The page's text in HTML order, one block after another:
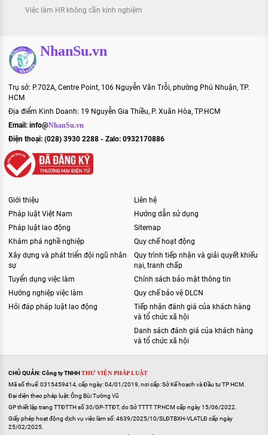
Việc làm HR không cần kinh nghiệm
NhanSu.vn
Trụ sở: P.702A, Centre Point, 106 Nguyễn Văn Trỗi, phường Phú Nhuận, TP.
HCM
Địa điểm Kinh Doanh: 19 Nguyễn Gia Thiều, P. Xuân Hòa, TP.HCM
Email: info@NhanSu.vn
Điện thoại: (028) 3930 2288 - Zalo: 0932170886
Giới thiệu
Pháp luật Việt Nam
Pháp luật lao động
Khám phá nghề nghiệp
Xây dựng và phát triển đội ngũ nhân
sự
Tuyển dụng việc làm
Hướng nghiệp việc làm
Hỏi đáp pháp luật lao động
Liên hệ
Hướng dẫn sử dụng
Sitemap
Quy chế hoạt động
Quy trình tiếp nhận và giải quyết khiếu
nại, tranh chấp
Chính sách bảo mật thông tin
Quy chế bảo vệ DLCN
Tiếp nhận đánh giá của khách hàng
và tổ chức xã hội
Danh sách đánh giá của khách hàng
và tổ chức xã hội
CHỦ QUẢN: Công ty TNHHTHƯ VIỆN PHÁP LUẬT
Mã số thuế: 0315459414, cấp ngày: 04/01/2019, nơi cấp: Sở Kế hoạch và Đầu tư TP HCM.
Đại diện theo pháp luật: Ông Bùi Tường Vũ
GP thiết lập trang TTĐTTH số 30/GP-TTĐT, do Sở TTTT TP.HCM cấp ngày 15/06/2022.
Giấy phép hoạt động dịch vụ việc làm số: 4639/2025/10/SLĐTBXH-VLATLĐ cấp ngày
25/02/2025.